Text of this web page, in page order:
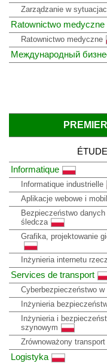
Zarządzanie w
Ratownictwo medyczne
Ratownictwo medyczne
Международный
Informatique
Informatique industrielle
Aplikacje webowe i
Bezpieczeństwo
śledcza
Grafika, projektowanie
Inżynieria internetu
Services de transport
Cyberbezpieczeństwo w
Inżynieria
Inżynieria i
szynowym
Zrównoważony
Logistyka